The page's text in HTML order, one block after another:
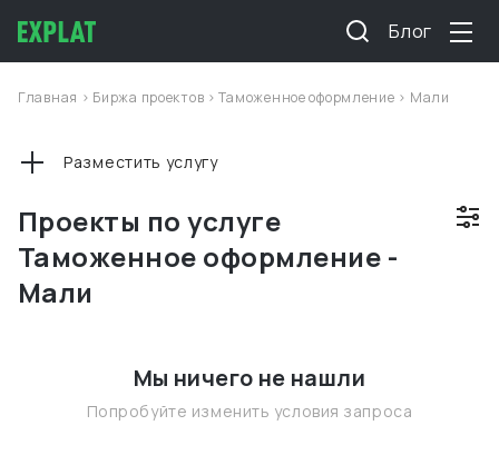
Блог
Главная > Биржа проектов >Таможенное оформление > Мали
Проекты по услуге
Таможенное оформление -
Мали
Разместить услугу
Мы ничего не нашли
Попробуйте изменить условия запроса